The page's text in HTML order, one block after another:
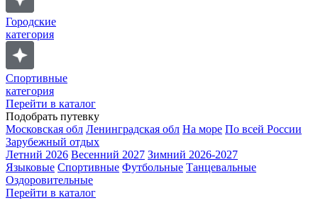
Городские
категория
Спортивные
категория
Перейти в каталог
Подобрать путевку
Московская обл Ленинградская обл На море По всей России
Зарубежный отдых
Летний 2026 Весенний 2027 Зимний 2026-2027
Языковые Спортивные Футбольные Танцевальные
Оздоровительные
Перейти в каталог